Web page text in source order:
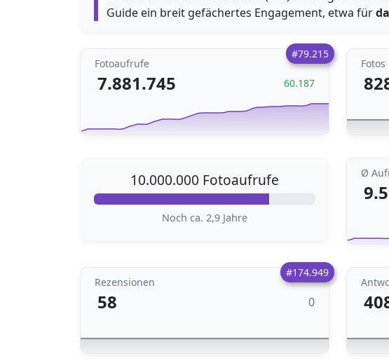
Guide ein breit gefächertes Engagement, etwa für
#79.215
Fotoaufrufe
7.881.745 60.187
Fotos
10.000.000 Fotoaufrufe
Noch ca. 2,9 Jahre
Ø
#174.949
Rezensionen
58 0